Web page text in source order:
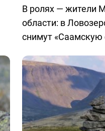
В ролях — жители
области: в
снимут «Саамскую